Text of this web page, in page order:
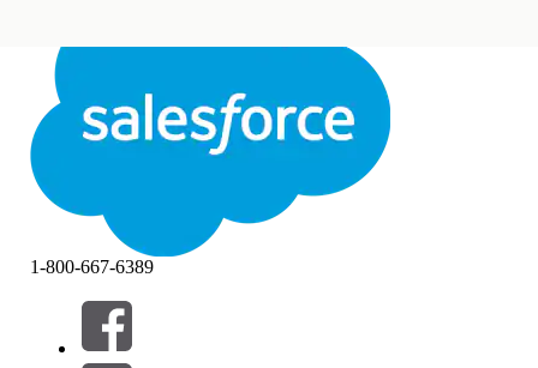
Закрыть
Фильтры (0)
ВЫБРАТЬ ФИЛЬТРЫ
1-800-667-6389